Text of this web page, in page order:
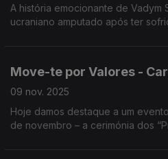
A história emocionante de Vadym
ucraniano amputado após ter
Move-te por Valores -
09 nov. 2025
Hoje damos destaque a um
de novembro – a cerimónia dos